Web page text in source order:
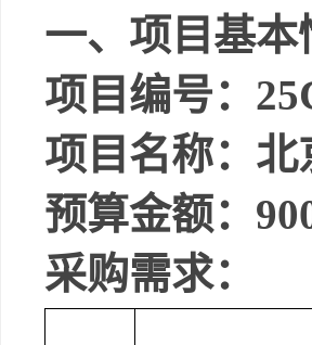
一、项目基本
项目编号：
项目名称： 北
预算金额：
采购需求：